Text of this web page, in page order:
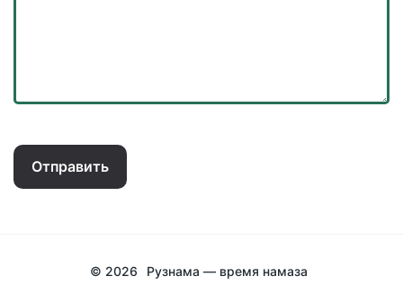
Отправить
© 2026 Рузнама — время намаза